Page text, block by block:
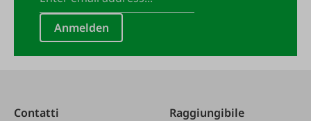
Anmelden
Contatti
Raggiungibile